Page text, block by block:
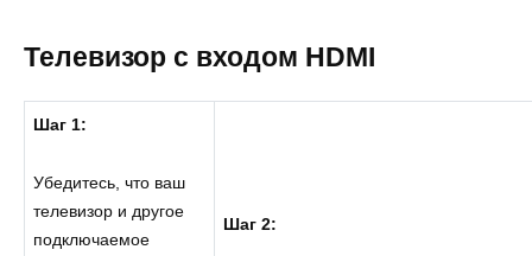
Телевизор с входом HDMI
Шаг 1:
Убедитесь, что ваш
телевизор и другое
подключаемое
Шаг 2: